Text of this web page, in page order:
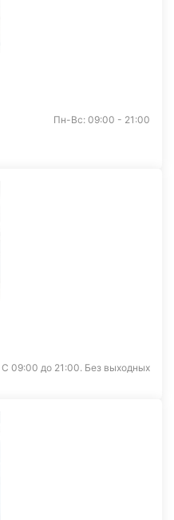
Пн-Вс: 09:00 - 21:00
С 09:00 до 21:00. Без выходных